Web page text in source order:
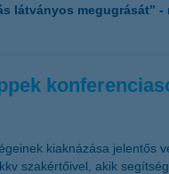
megugrását” -
kiaknázása jelentős
szakértőivel, akik